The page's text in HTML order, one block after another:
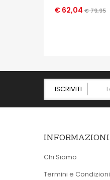
€ 62,04 € 79,95
ISCRIVITI
INFORMAZIONI
Chi Siamo
Termini e Condizioni